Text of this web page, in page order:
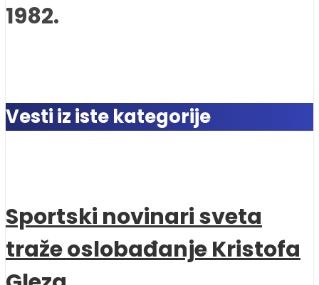
1982.
Vesti iz iste kategorije
Sportski novinari sveta
traže oslobađanje Kristofa